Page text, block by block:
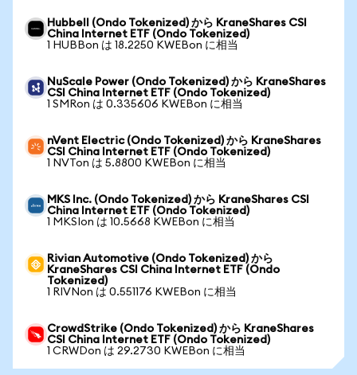
Hubbell (Ondo Tokenized) から KraneShares CSI
China Internet ETF (Ondo Tokenized)
1 HUBBon は 18.2250 KWEBon に相当
NuScale Power (Ondo Tokenized) から KraneShares
CSI China Internet ETF (Ondo Tokenized)
1 SMRon は 0.335606 KWEBon に相当
nVent Electric (Ondo Tokenized) から KraneShares
CSI China Internet ETF (Ondo Tokenized)
1 NVTon は 5.8800 KWEBon に相当
MKS Inc. (Ondo Tokenized) から KraneShares CSI
China Internet ETF (Ondo Tokenized)
1 MKSIon は 10.5668 KWEBon に相当
Rivian Automotive (Ondo Tokenized) から
KraneShares CSI China Internet ETF (Ondo
Tokenized)
1 RIVNon は 0.551176 KWEBon に相当
CrowdStrike (Ondo Tokenized) から KraneShares
CSI China Internet ETF (Ondo Tokenized)
1 CRWDon は 29.2730 KWEBon に相当